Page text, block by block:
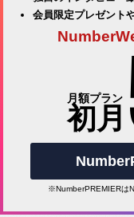
会員限定プレゼント
月額プラン
初月
※NumberPREMIERは